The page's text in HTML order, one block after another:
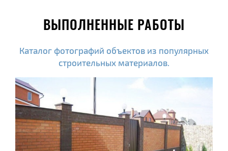
ВЫПОЛНЕННЫЕ РАБОТЫ
Каталог фотографий объектов из популярных
строительных материалов.